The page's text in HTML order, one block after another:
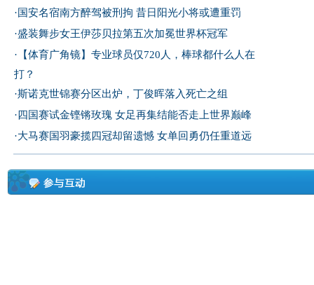
· 国安名宿南方醉驾被刑拘 昔日阳光小将或遭重罚
·盛装舞步女王伊莎贝拉第五次加冕世界杯冠军
· 【体育广角镜】专业球员仅720人，棒球都什么人在
打？
·斯诺克世锦赛分区出炉，丁俊晖落入死亡之组
· 四国赛试金铿锵玫瑰 女足再集结能否走上世界巅峰
·大马赛国羽豪揽四冠却留遗憾 女单回勇仍任重道远